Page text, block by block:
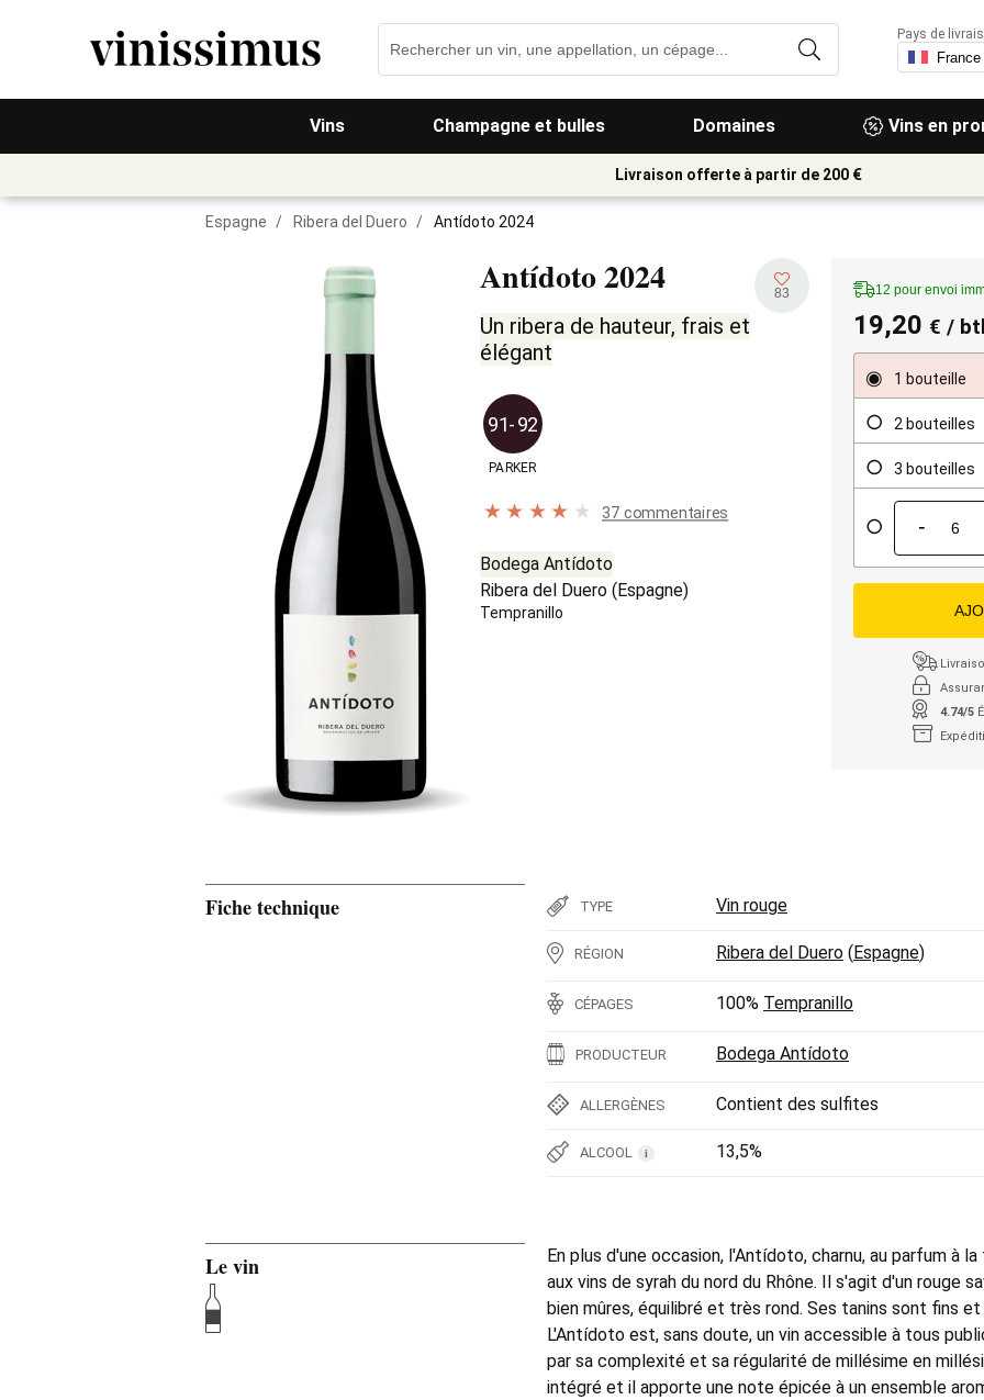
Vins Champagne et bulles Domaines Vins en
Pays de
Livraison offerte à partir de 200 €
Espagne / Ribera del Duero / Antídoto 2024
Antídoto2024 83
Un ribera de hauteur, frais et
élégant
91-92
PARKER
37 commentaires
Bodega Antídoto
Ribera del Duero (Espagne)
Tempranillo
12 pour envoi
19,20 € /
1 bouteille
2 bouteilles
3 bouteilles
-
4.74/5
Fiche technique TYPE Vin rouge
RÉGION Ribera del Duero (Espagne)
CÉPAGES 100% Tempranillo
PRODUCTEUR Bodega Antídoto
ALLERGÈNES Contient des sulfites
ALCOOL i 13,5%
Le vin
En plus d'une occasion, l'Antídoto, charnu, au parfum à
aux vins de syrah du nord du Rhône. Il s'agit d'un rouge
bien mûres, équilibré et très rond. Ses tanins sont fins
L'Antídoto est, sans doute, un vin accessible à tous
par sa complexité et sa régularité de millésime en
intégré et il apporte une note épicée à un ensemble